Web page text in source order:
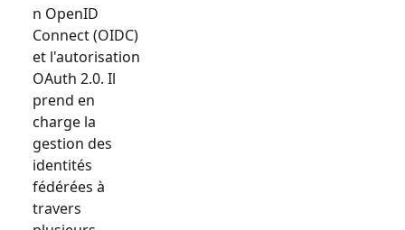
n OpenID
Connect (OIDC)
et l'autorisation
OAuth 2.0. Il
prend en
charge la
gestion des
identités
fédérées à
travers